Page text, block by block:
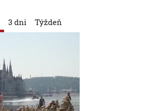
3 dni Týždeň